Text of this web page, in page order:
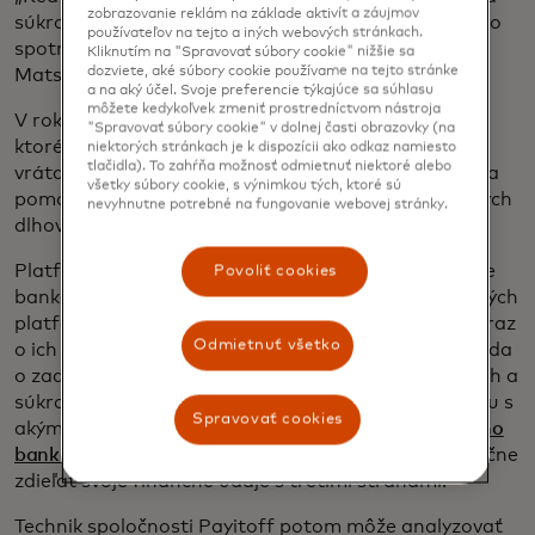
súkromné dlhy, je ľahké strčiť hlavu do piesku, ale ako
spotrebiteľ musíte robiť ťažké rozhodnutia,“ hovorí
Matson, ktorý má teraz 36 rokov.
V roku 2017 spustilPayitoff, white-label riešenie,
ktoré poskytuje bankám a fintech spoločnostiam
vrátane Earnest, LendKey a US Bank technológiu na
pomoc ľuďom pri správe študentských pôžičiek a iných
dlhov.
Platforma Payitoff, postavená na technológii online
bankovníctva, sa dá integrovať do fintech a bankových
platforiem, aby klientom poskytla 360-stupňový obraz
o ich finančnom profile. Funguje to tak, že ich požiada
o zadanie telefónneho čísla a prepojenie federálnych a
súkromných študentských pôžičiek s aplikáciou spolu s
akýmikoľvek inými dlhmi prostredníctvom
otvoreného
bankovníctva
, ktoré umožňuje spotrebiteľom bezpečne
zdieľať svoje finančné údaje s tretími stranami.
Technik spoločnosti Payitoff potom môže analyzovať
zobrazovanie reklám na základe aktivít a záujmov
používateľov na tejto a iných webových stránkach.
Kliknutím na "Spravovať súbory cookie" nižšie sa
dozviete, aké súbory cookie používame na tejto stránke
a na aký účel. Svoje preferencie týkajúce sa súhlasu
môžete kedykoľvek zmeniť prostredníctvom nástroja
"Spravovať súbory cookie" v dolnej časti obrazovky (na
niektorých stránkach je k dispozícii ako odkaz namiesto
tlačidla). To zahŕňa možnosť odmietnuť niektoré alebo
všetky súbory cookie, s výnimkou tých, ktoré sú
nevyhnutne potrebné na fungovanie webovej stránky.
Povoliť cookies
Odmietnuť všetko
Spravovať cookies